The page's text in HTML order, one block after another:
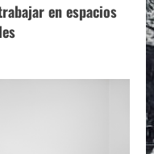
en espacios